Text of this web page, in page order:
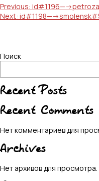
Навигация
по
Previous: id#1196—-
Next: id#1198—-
Поиск
Recent Posts
Recent Comments
Нет комментариев для
Archives
Нет архивов для просмотра.